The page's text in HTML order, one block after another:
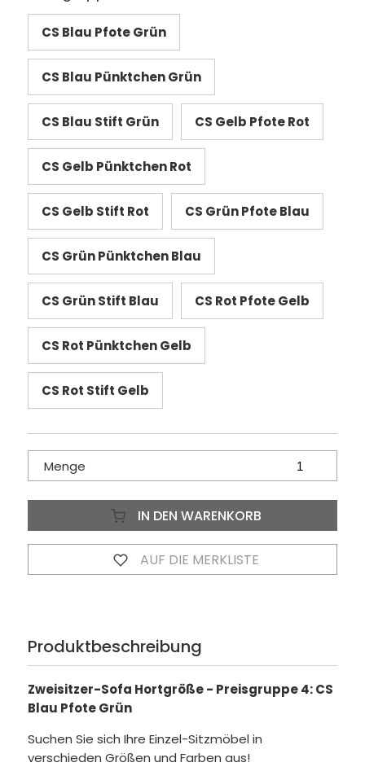
CS Blau Pfote Grün
CS Blau Pünktchen Grün
CS Blau Stift Grün CS Gelb Pfote Rot
CS Gelb Pünktchen Rot
CS Gelb Stift Rot CS Grün Pfote Blau
CS Grün Pünktchen Blau
CS Grün Stift Blau CS Rot Pfote Gelb
CS Rot Pünktchen Gelb
CS Rot Stift Gelb
Menge
IN DEN WARENKORB
AUF DIE MERKLISTE
Produktbeschreibung
Zweisitzer-Sofa Hortgröße - Preisgruppe 4: CS
Blau Pfote Grün
Suchen Sie sich Ihre Einzel-Sitzmöbel in
verschieden Größen und Farben aus!